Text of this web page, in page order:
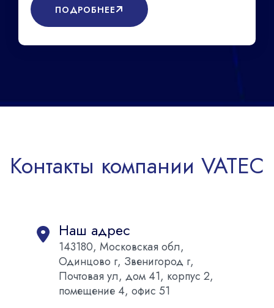
ПОДРОБНЕЕ
Контакты компании VATEC
Наш адрес
143180, Московская обл,
Одинцово г, Звенигород г,
Почтовая ул, дом 41, корпус 2,
помещение 4, офис 51